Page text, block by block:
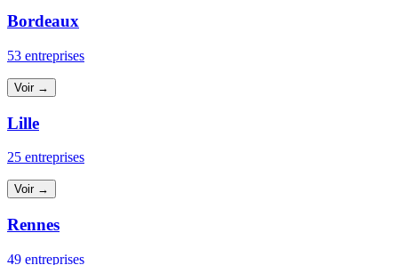
Bordeaux
53 entreprises
Voir →
Lille
25 entreprises
Voir →
Rennes
49 entreprises